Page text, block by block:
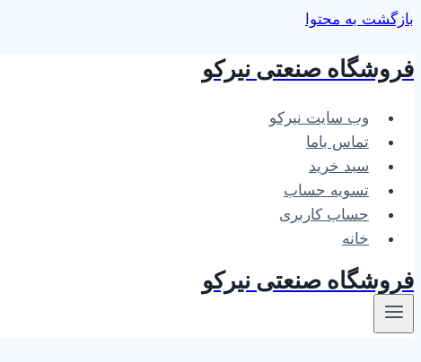
بازگشت به محتوا
فروشگاه صنعتی نیرکو
وب سایت نیرکو
تماس باما
سبد خرید
تسویه حساب
حساب کاربری
خانه
فروشگاه صنعتی نیرکو